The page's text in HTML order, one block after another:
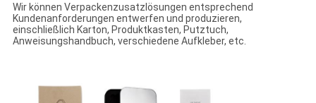
Wir können Verpackenzusatzlösungen entsprechend
Kundenanforderungen entwerfen und produzieren,
einschließlich Karton, Produktkasten, Putztuch,
Anweisungshandbuch, verschiedene Aufkleber, etc.